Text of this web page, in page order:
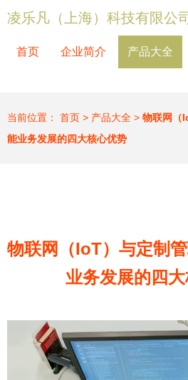
凌乐凡（上海）科技有限公司
首页 企业简介 产品大全
当前位置： 首页 > 产品大全 > 物联网（
能业务发展的四大核心优势
物联网（IoT）与定制
业务发展的四